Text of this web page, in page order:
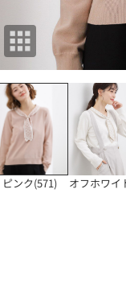
ピンク(571) オフホワイ